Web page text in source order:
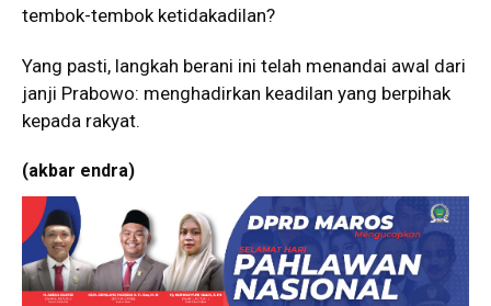
tembok-tembok ketidakadilan?
Yang pasti, langkah berani ini telah menandai awal dari
janji Prabowo: menghadirkan keadilan yang berpihak
kepada rakyat.
(akbar endra)